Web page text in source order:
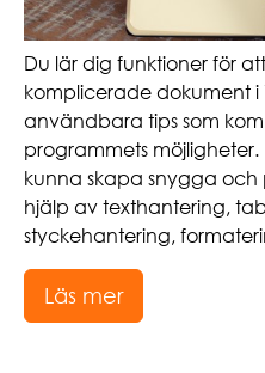
Du lär dig funktioner för
komplicerade dokument
användbara tips som
programmets
kunna skapa snygga
hjälp av texthantering,
styckehantering,
Läs mer